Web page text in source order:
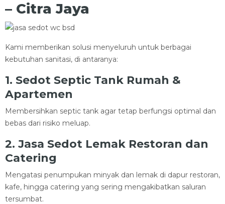
– Citra Jaya
Kami memberikan solusi menyeluruh untuk berbagai
kebutuhan sanitasi, di antaranya:
1. Sedot Septic Tank Rumah &
Apartemen
Membersihkan septic tank agar tetap berfungsi optimal dan
bebas dari risiko meluap.
2. Jasa Sedot Lemak Restoran dan
Catering
Mengatasi penumpukan minyak dan lemak di dapur restoran,
kafe, hingga catering yang sering mengakibatkan saluran
tersumbat.